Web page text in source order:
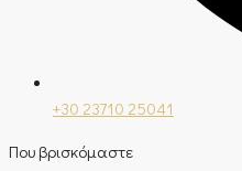
+30 23710 25041
Που βρισκόμαστε